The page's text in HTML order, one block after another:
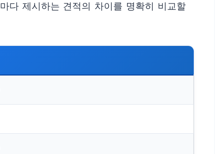
다 제시하는 견적의 차이를 명확히 비교할